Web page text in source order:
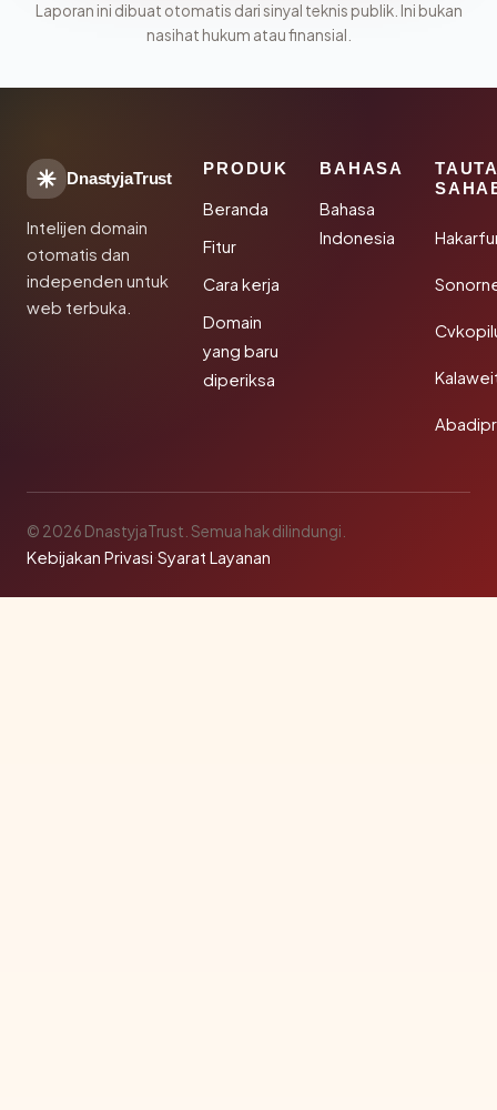
Laporan ini dibuat otomatis dari sinyal teknis publik. Ini bukan
nasihat hukum atau finansial.
DnastyjaTrust
Intelijen domain
otomatis dan
independen untuk
web terbuka.
PRODUK
Beranda
Fitur
Cara kerja
Domain
yang baru
diperiksa
BAHASA
Bahasa
Indonesia
© 2026 DnastyjaTrust. Semua hak dilindungi.
Kebijakan Privasi·Syarat Layanan